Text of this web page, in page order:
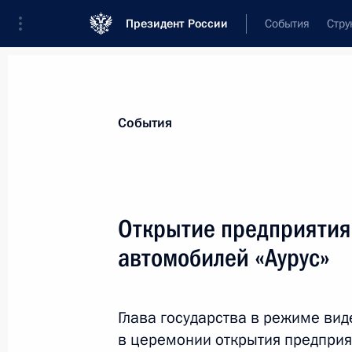
Президент России События
взаимодействия с российским
казачества
События
Открытие
автомобилей «Аурус»
Глава государства в режиме
в церемонии открытия